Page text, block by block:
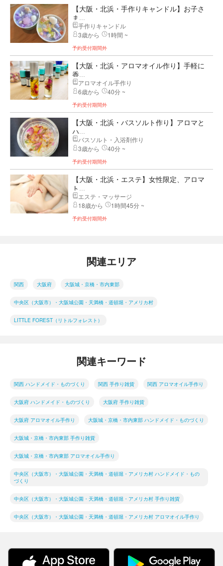
【大阪・北浜・手作りキャンドル】お子さ
ま...
手作りキャンドル
3歳から
1時間 ~
予約受付期間外
【大阪・北浜・アロマオイル作り】手軽に
香...
アロマオイル手作り
6歳から
40分 ~
予約受付期間外
【大阪・北浜・バスソルト作り】アロマと
ハ...
バスソルト・入浴剤作り
3歳から
40分 ~
予約受付期間外
【大阪・北浜・エステ】女性限定、アロマ
ト...
エステ・マッサージ
18歳から
1時間45分 ~
予約受付期間外
関連エリア
関西 大阪府 大阪城・京橋・市内東部
中央区（大阪市）・大阪城公園・天満橋・道頓堀・アメリカ村
LITTLE FOREST（リトルフォレスト）
関連キーワード
関西 ハンドメイド・ものづくり 関西 手作り雑貨 関西 アロマオイル手作り
大阪府 ハンドメイド・ものづくり 大阪府 手作り雑貨
大阪府 アロマオイル手作り 大阪城・京橋・市内東部 ハンドメイド・ものづくり
大阪城・京橋・市内東部 手作り雑貨
大阪城・京橋・市内東部 アロマオイル手作り
中央区（大阪市）・大阪城公園・天満橋・道頓堀・アメリカ村 ハンドメイド・もの
づくり
中央区（大阪市）・大阪城公園・天満橋・道頓堀・アメリカ村 手作り雑貨
中央区（大阪市）・大阪城公園・天満橋・道頓堀・アメリカ村 アロマオイル手作り